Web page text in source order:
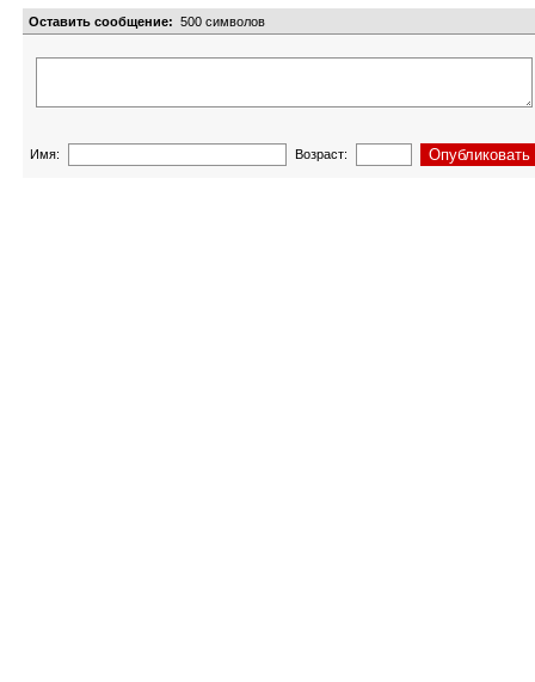
Оставить сообщение: 500 символов
Имя: Возраст: